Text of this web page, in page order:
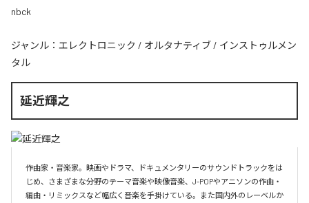
nbck
ジャンル： エレクトロニック / オルタナティブ / インストゥルメン
タル
延近輝之
作曲家・音楽家。映画やドラマ、ドキュメンタリーのサウンドトラックをは
じめ、さまざまな分野のテーマ音楽や映像音楽、J-POPやアニソンの作曲・
編曲・リミックスなど幅広く音楽を手掛けている。また国内外のレーベルか